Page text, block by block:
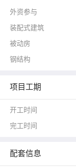
外资参与
装配式建筑
被动房
钢结构
项目工期
开工时间
完工时间
配套信息